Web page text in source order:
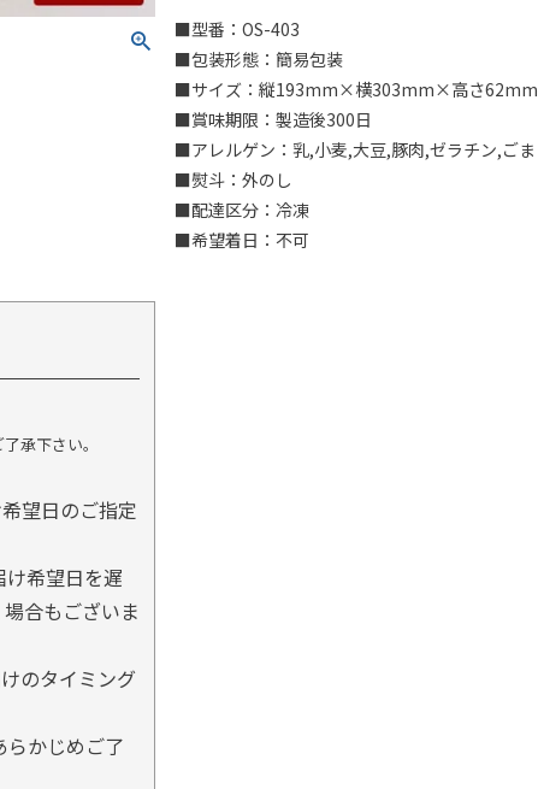
承下さい。
望日のご指定
希望日を遅
合もございま
のタイミング
らかじめご了
■型番：OS-403
■包装形態：簡易包装
■サイズ：縦193mm×横303mm×高さ62mm
■賞味期限：製造後300日
■アレルゲン：乳,小麦,大豆,豚肉,ゼラチン,ごま
■熨斗：外のし
■配達区分：冷凍
■希望着日：不可